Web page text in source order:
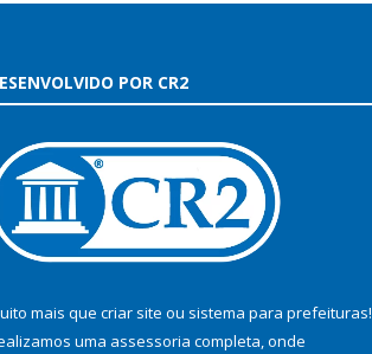
POR CR2
mais que criar site ou sistema para prefeituras!
uma assessoria completa, onde